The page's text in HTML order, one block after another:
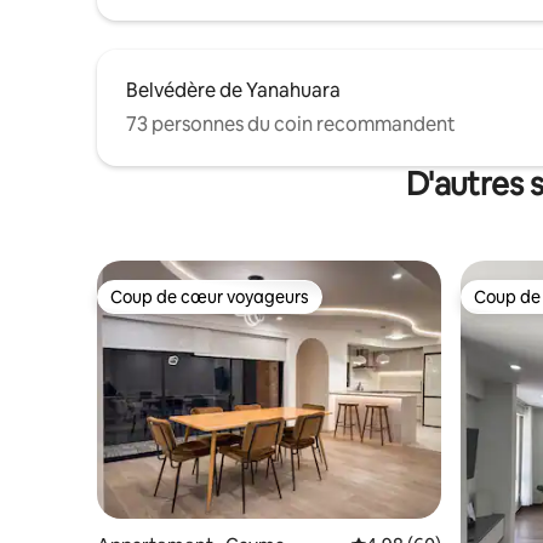
Belvédère de Yanahuara
73 personnes du coin recommandent
D'autres
Coup de cœur voyageurs
Coup de cœur voyageurs Coup
Coup